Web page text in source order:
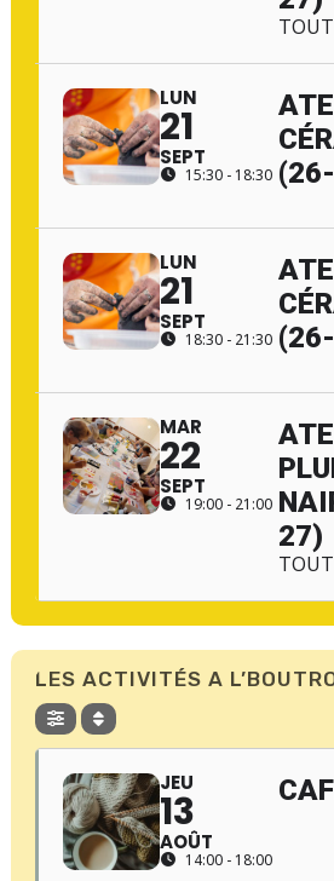
LUN
21
SEPT
15:30 - 18:30
LUN
21
SEPT
18:30 - 21:30
MAR
22
SEPT
19:00 - 21:00
27)
LES ACTIVITÉS A
JEU
13
AOÛT
14:00 - 18:00